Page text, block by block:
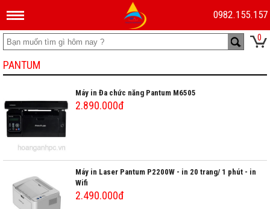
0982.155.157
0
PANTUM
Máy in Đa chức năng Pantum M6505
2.890.000đ
Máy in Laser Pantum P2200W - in 20 trang/ 1 phút - in
Wifi
2.490.000đ